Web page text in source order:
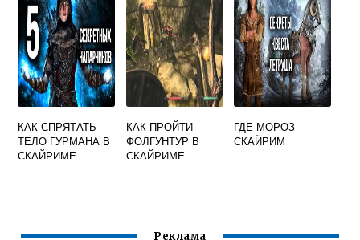
КАК СПРЯТАТЬ
ТЕЛО ГУРМАНА В
СКАЙРИМЕ
КАК ПРОЙТИ
ФОЛГУНТУР В
СКАЙРИМЕ
ГДЕ МОРОЗ
СКАЙРИМ
Реклама